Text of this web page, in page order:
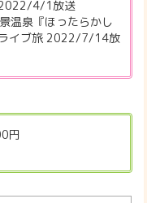
2022/4/1放送
温泉『ほったらかし
イブ旅 2022/7/14放
円